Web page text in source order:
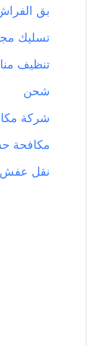
بق
تسليك
تنظيف
شحن
شركة
مكافحة
نقل عفش